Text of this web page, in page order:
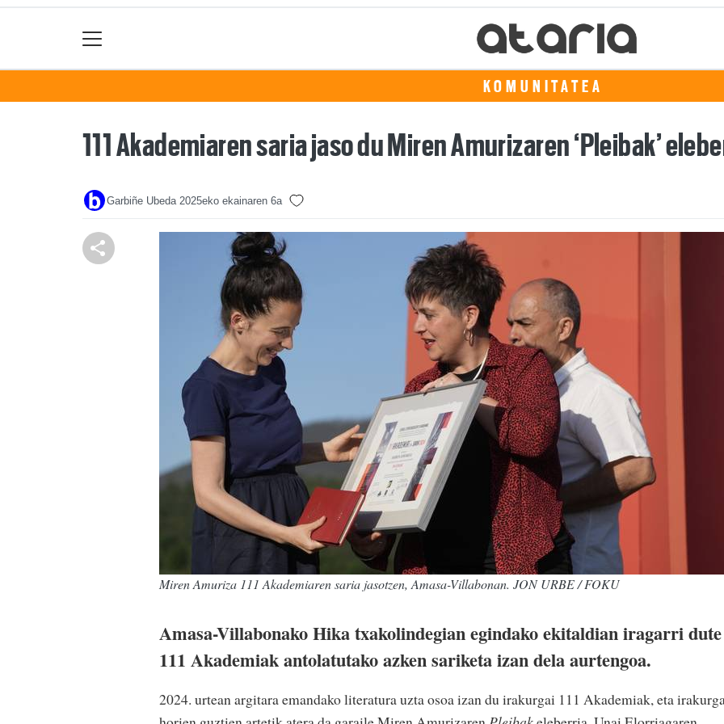
KOMUNITATEA
111 Akademiaren saria jaso du Miren Amurizaren ‘Pleibak’
Garbiñe Ubeda 2025eko ekainaren 6a
Miren Amuriza 111 Akademiaren saria jasotzen, Amasa-Villabonan. JON URBE / FOKU
Amasa-Villabonako Hika txakolindegian egindako ekitaldian iragarri dute
111 Akademiak antolatutako azken sariketa izan dela aurtengoa.
2024. urtean argitara emandako literatura uzta osoa izan du irakurgai 111 Akademiak, eta